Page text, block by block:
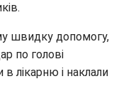
швидку допомогу,
по голові
лікарню і наклали